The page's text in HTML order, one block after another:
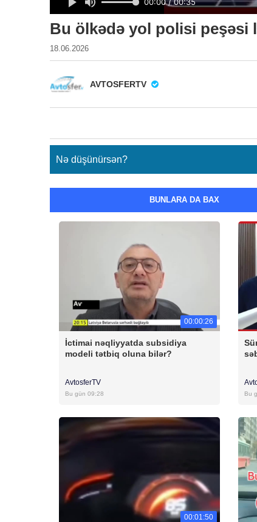
Bu ölkədə yol polisi peşəsi
18.06.2026
AVTOSFERTV
Nə düşünürsən?
BUNLARA DA BAX
00:00:26
İctimai nəqliyyatda subsidiya
modeli tətbiq oluna bilər?
AvtosferTV
Bu gün 09:28 Bu
00:01:50